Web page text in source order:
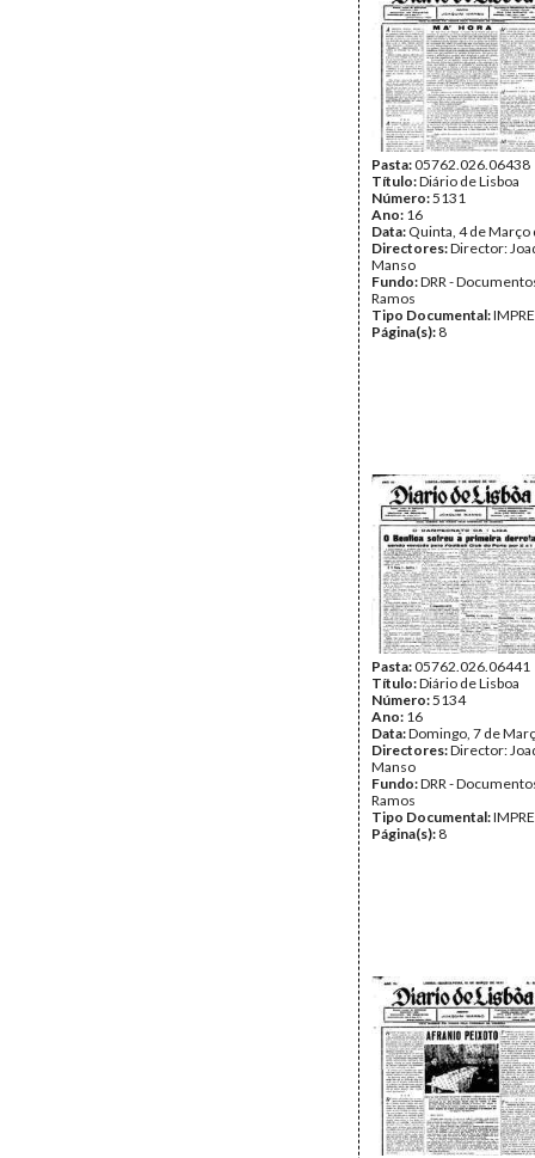
Pasta:05762.026.06438
Título:Diário de Lisboa
Número:5131
Ano: 16
Data: Quinta, 4 de Março
Directores:Director:
Manso
Fundo:DRR -
Ramos
Tipo Documental:
Página(s): 8
Pasta:05762.026.06441
Título:Diário de Lisboa
Número:5134
Ano: 16
Data:Domingo, 7 de
Directores:Director:
Manso
Fundo:DRR -
Ramos
Tipo Documental:
Página(s): 8